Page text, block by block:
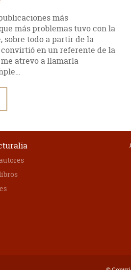
más
más problemas tuvo con la
sobre todo a partir de la
convirtió en un referente de la
atrevo a llamarla